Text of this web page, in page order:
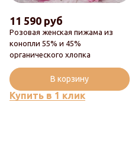
Розовая женская пижама из
конопли 55% и 45%
органического хлопка
11 590 руб
Купить в 1 клик
В корзину